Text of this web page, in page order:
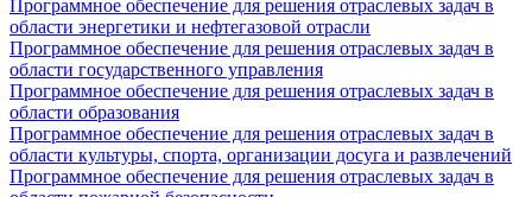
Программное обеспечение для решения отраслевых задач в
области энергетики и нефтегазовой отрасли
Программное обеспечение для решения отраслевых задач в
области государственного управления
Программное обеспечение для решения отраслевых задач в
области образования
Программное обеспечение для решения отраслевых задач в
области культуры, спорта, организации досуга и развлечений
Программное обеспечение для решения отраслевых задач в